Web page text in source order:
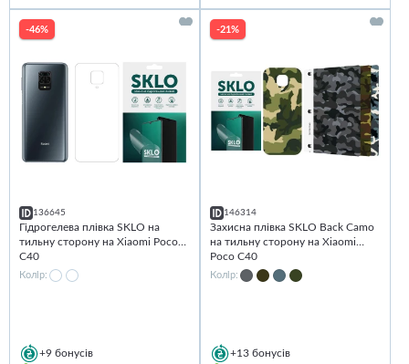
-46%
136645
Гідрогелева плівка SKLO на
тильну сторону на Xiaomi Poco
C40
Колір:
+9 бонусів
-21%
146314
Захисна плівка SKLO Back Camo
на тильну сторону на Xiaomi
Poco C40
Колір:
+13 бонусів